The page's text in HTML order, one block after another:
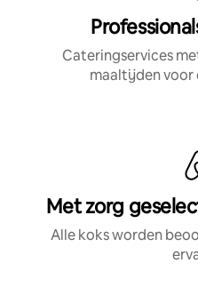
Cateringservices
maaltijden voor
Met zorg
Alle koks worden